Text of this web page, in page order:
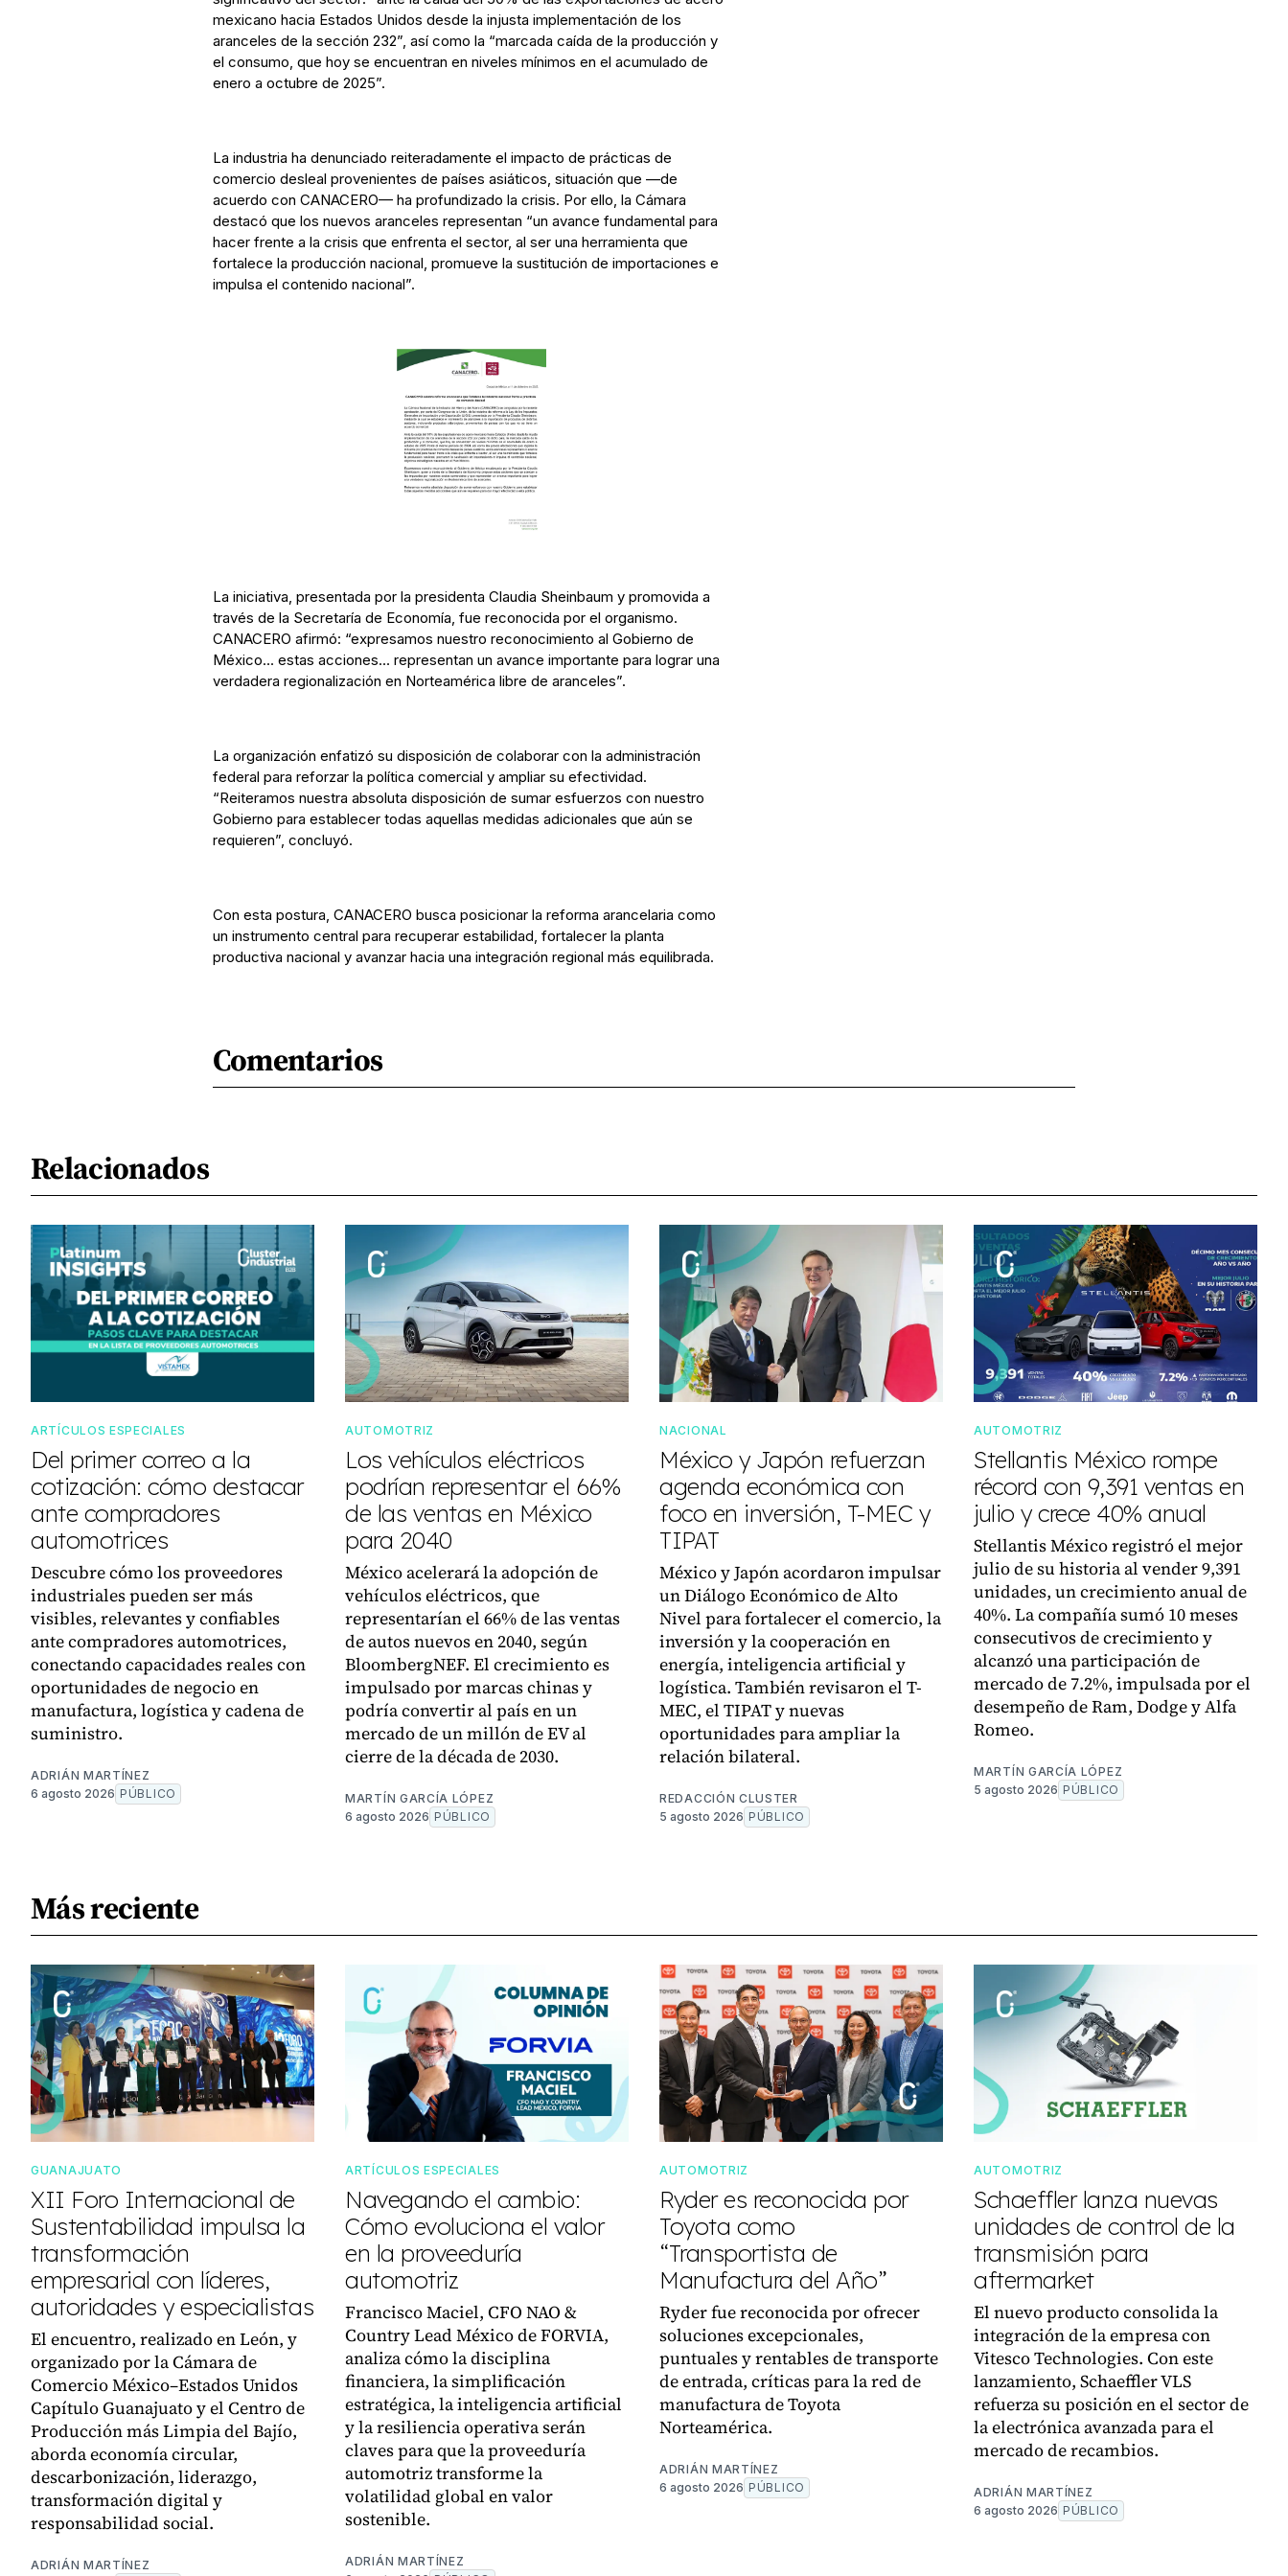
mexicano hacia Estados Unidos desde la injusta implementación de los
aranceles de la sección 232”, así como la “marcada caída de la producción y
el consumo, que hoy se encuentran en niveles mínimos en el acumulado de
enero a octubre de 2025”.
La industria ha denunciado reiteradamente el impacto de prácticas de
comercio desleal provenientes de países asiáticos, situación que —de
acuerdo con CANACERO— ha profundizado la crisis. Por ello, la Cámara
destacó que los nuevos aranceles representan “un avance fundamental para
hacer frente a la crisis que enfrenta el sector, al ser una herramienta que
fortalece la producción nacional, promueve la sustitución de importaciones e
impulsa el contenido nacional”.
La iniciativa, presentada por la presidenta Claudia Sheinbaum y promovida a
través de la Secretaría de Economía, fue reconocida por el organismo.
CANACERO afirmó: “expresamos nuestro reconocimiento al Gobierno de
México… estas acciones… representan un avance importante para lograr una
verdadera regionalización en Norteamérica libre de aranceles”.
La organización enfatizó su disposición de colaborar con la administración
federal para reforzar la política comercial y ampliar su efectividad.
“Reiteramos nuestra absoluta disposición de sumar esfuerzos con nuestro
Gobierno para establecer todas aquellas medidas adicionales que aún se
requieren”, concluyó.
Con esta postura, CANACERO busca posicionar la reforma arancelaria como
un instrumento central para recuperar estabilidad, fortalecer la planta
productiva nacional y avanzar hacia una integración regional más equilibrada.
Comentarios
Relacionados
ARTÍCULOS ESPECIALES
Del primer correo a la
cotización: cómo destacar
ante compradores
automotrices
Descubre cómo los proveedores
industriales pueden ser más
visibles, relevantes y confiables
ante compradores automotrices,
conectando capacidades reales con
oportunidades de negocio en
manufactura, logística y cadena de
suministro.
ADRIÁN MARTÍNEZ
6 agosto 2026 PÚBLICO
AUTOMOTRIZ
Los vehículos eléctricos
podrían representar el 66%
de las ventas en México
para 2040
México acelerará la adopción de
vehículos eléctricos, que
representarían el 66% de las ventas
de autos nuevos en 2040, según
BloombergNEF. El crecimiento es
impulsado por marcas chinas y
podría convertir al país en un
mercado de un millón de EV al
cierre de la década de 2030.
MARTÍN GARCÍA LÓPEZ
6 agosto 2026 PÚBLICO
NACIONAL
México y Japón refuerzan
agenda económica con
foco en inversión, T-MEC y
TIPAT
México y Japón acordaron impulsar
un Diálogo Económico de Alto
Nivel para fortalecer el comercio, la
inversión y la cooperación en
energía, inteligencia artificial y
logística. También revisaron el T-
MEC, el TIPAT y nuevas
oportunidades para ampliar la
relación bilateral.
REDACCIÓN CLUSTER
5 agosto 2026 PÚBLICO
AUTOMOTRIZ
Stellantis México rompe
récord con 9,391 ventas en
julio y crece 40% anual
Stellantis México registró el mejor
julio de su historia al vender 9,391
unidades, un crecimiento anual de
40%. La compañía sumó 10 meses
consecutivos de crecimiento y
alcanzó una participación de
mercado de 7.2%, impulsada por el
desempeño de Ram, Dodge y Alfa
Romeo.
MARTÍN GARCÍA LÓPEZ
5 agosto 2026 PÚBLICO
Más reciente
GUANAJUATO
XII Foro Internacional de
Sustentabilidad impulsa la
transformación
empresarial con líderes,
autoridades y especialistas
El encuentro, realizado en León, y
organizado por la Cámara de
Comercio México–Estados Unidos
Capítulo Guanajuato y el Centro de
Producción más Limpia del Bajío,
aborda economía circular,
descarbonización, liderazgo,
transformación digital y
responsabilidad social.
ADRIÁN MARTÍNEZ
ARTÍCULOS ESPECIALES
Navegando el cambio:
Cómo evoluciona el valor
en la proveeduría
automotriz
Francisco Maciel, CFO NAO &
Country Lead México de FORVIA,
analiza cómo la disciplina
financiera, la simplificación
estratégica, la inteligencia artificial
y la resiliencia operativa serán
claves para que la proveeduría
automotriz transforme la
volatilidad global en valor
sostenible.
ADRIÁN MARTÍNEZ
AUTOMOTRIZ
Ryder es reconocida por
Toyota como
“Transportista de
Manufactura del Año”
Ryder fue reconocida por ofrecer
soluciones excepcionales,
puntuales y rentables de transporte
de entrada, críticas para la red de
manufactura de Toyota
Norteamérica.
ADRIÁN MARTÍNEZ
6 agosto 2026 PÚBLICO
AUTOMOTRIZ
Schaeffler lanza nuevas
unidades de control de la
transmisión para
aftermarket
El nuevo producto consolida la
integración de la empresa con
Vitesco Technologies. Con este
lanzamiento, Schaeffler VLS
refuerza su posición en el sector de
la electrónica avanzada para el
mercado de recambios.
ADRIÁN MARTÍNEZ
6 agosto 2026 PÚBLICO